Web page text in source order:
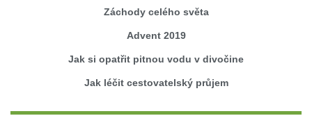
Záchody celého světa
Advent 2019
Jak si opatřit pitnou vodu v divočine
Jak léčit cestovatelský průjem